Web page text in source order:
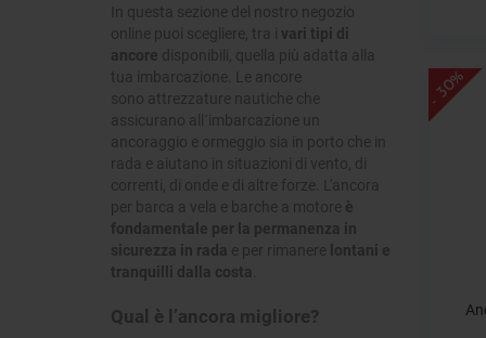
In questa sezione del nostro negozio
online puoi scegliere, tra i vari tipi di
ancore disponibili, quella più adatta alla
tua imbarcazione. Le ancore
sono attrezzature nautiche che
assicurano all´imbarcazione un
ancoraggio e ormeggio sia in porto che in
rada e aiutano in situazioni di vento, di
correnti, di onde e di altre forze. L'ancora
per barca a vela e barche a motore è
fondamentale per la permanenza in
sicurezza in rada e per rimanere lontani e
tranquilli dalla costa
Qual è l’ancora migliore?
- 30%